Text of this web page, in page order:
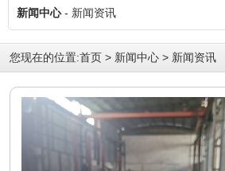
新闻中心- 新闻资讯
您现在的位置:首页 > 新闻中心 > 新闻资讯